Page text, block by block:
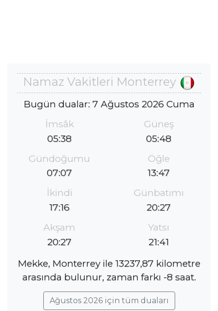
Namaz Vakitleri Monterrey
Bugün dualar: 7 Ağustos 2026 Cuma
İmsâk
05:38
Güneş
05:48
Gündoğumu
07:07
Öğle
13:47
İkindi
17:16
Günbatımı
20:27
Akşam
20:27
Yatsı
21:41
Mekke, Monterrey ile 13237,87 kilometre
arasında bulunur, zaman farkı -8 saat.
Ağustos 2026 için tüm duaları